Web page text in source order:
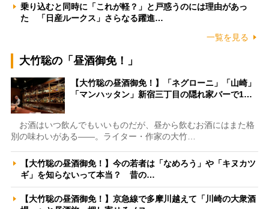
乗り込むと同時に「これが軽？」と戸惑うのには理由があっ
た 「日産ルークス」さらなる躍進…
一覧を見る
大竹聡の「昼酒御免！」
【大竹聡の昼酒御免！】「ネグローニ」「山崎」
「マンハッタン」新宿三丁目の隠れ家バーで1…
お酒はいつ飲んでもいいものだが、昼から飲むお酒にはまた格
別の味わいがある――。ライター・作家の大竹…
【大竹聡の昼酒御免！】今の若者は「なめろう」や「キヌカツ
ギ」を知らないって本当？ 昔の…
【大竹聡の昼酒御免！】京急線で多摩川越えて「川崎の大衆酒